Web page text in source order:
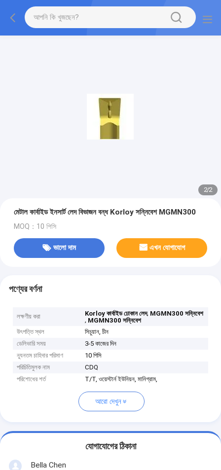
2/2
মেটাল কার্বাইড ইনসার্ট লেদ বিভাজন বন্ধ Korloy সন্নিবেশ MGMN300
MOQ：10 পিসি
ভালো দাম এখন যোগাযোগ
পণ্যের বর্ণনা
লক্ষণীয় করা Korloy কার্বাইড ঢোকান লেদ, MGMN300 সন্নিবেশ
, MGMN300 সন্নিবেশ
উৎপত্তি স্থল
সিচুয়ান, চীন
ডেলিভারি সময়
3-5 কাজের দিন
ন্যূনতম চাহিদার পরিমাণ
10 পিসি
পরিচিতিমুলক নাম
CDQ
পরিশোধের শর্ত
T/T, ওয়েস্টার্ন ইউনিয়ন, মানিগ্রাম,
আরো দেখুন
যোগাযোগের ঠিকানা
Bella Chen